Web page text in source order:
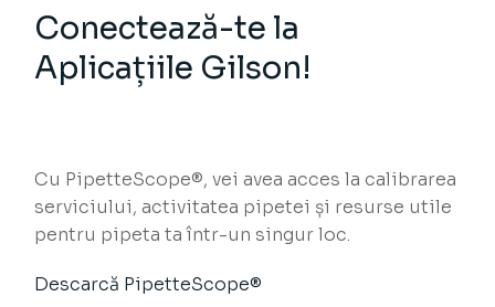
Conectează-te la
Aplicațiile Gilson!
Cu PipetteScope®, vei avea acces la calibrarea
serviciului, activitatea pipetei și resurse utile
pentru pipeta ta într-un singur loc.
Descarcă PipetteScope®